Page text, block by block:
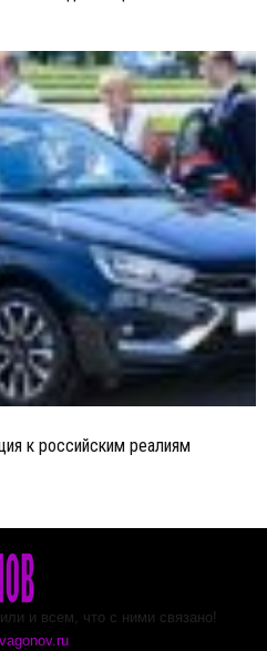
к российским реалиям
и всем, что с ними связано!